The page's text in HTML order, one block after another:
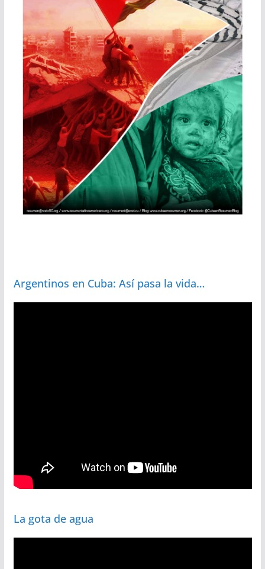
Argentinos en Cuba: Así pasa la vida…
La gota de agua